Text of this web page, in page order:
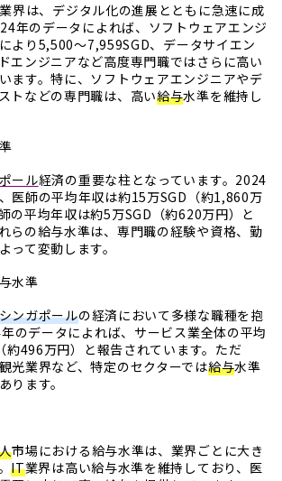
界は、デジタル化の進展とともに急速に成
年のデータによれば、ソフトウェアエンジ
より5,500〜7,959SGD、データサイエン
エンジニアなど高度専門職ではさらに高い
ます。特に、ソフトウェアエンジニアやデ
トなどの専門職は、高い給与水準を維持し
ール経済の重要な柱となっています。2024
医師の平均年収は約15万SGD（約1,860万
の平均年収は約5万SGD（約620万円）と
らの給与水準は、専門職の経験や資格、勤
って変動します。
水準
シンガポールの経済において多様な職種を抱
のデータによれば、サービス業全体の平均
約496万円）と報告されています。ただ
光業界など、特定のセクターでは給与水準
ります。
市場における給与水準は、業界ごとに大き
IT業界は高い給与水準を維持しており、医